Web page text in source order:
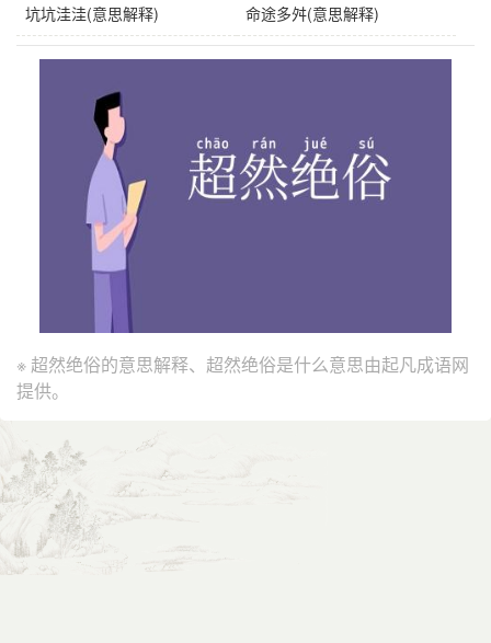
坑坑洼洼(意思解释) 命途多舛(意思解释)
※ 超然绝俗的意思解释、超然绝俗是什么意思由起凡成语网
提供。